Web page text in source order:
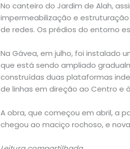
No canteiro do Jardim de Alah,
impermeabilização e
de redes. Os prédios do entorno
Na Gávea, em julho, foi instalado
que está sendo ampliado
construídas duas plataformas
de linhas em direção ao Centro e
A obra, que começou em abril, a
chegou ao maciço rochoso, e